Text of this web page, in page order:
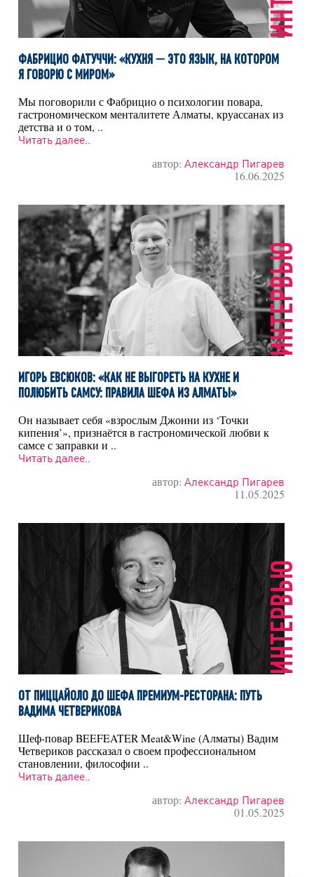
ФАБРИЦИО ФАТУЧЧИ: «КУХНЯ — ЭТО ЯЗЫК, НА КОТОРОМ
Я ГОВОРЮ С МИРОМ»
Мы поговорили с Фабрицио о психологии повара,
гастрономическом менталитете Алматы, круассанах из
детства и о том, ..
Читать далее..
автор: Александр Пигарев
16.06.2025
ИГОРЬ ЕВСЮКОВ: «КАК НЕ ВЫГОРЕТЬ НА КУХНЕ И
ПОЛЮБИТЬ САМСУ: ПРАВИЛА ШЕФА ИЗ АЛМАТЫ»
Он называет себя «взрослым Джонни из ‘Точки
кипения’», признаётся в гастрономической любви к
самсе с заправки и ..
Читать далее..
автор: Александр Пигарев
11.05.2025
ИНТЕРВЬЮ
ОТ ПИЦЦАЙОЛО ДО ШЕФА ПРЕМИУМ-РЕСТОРАНА: ПУТЬ
ВАДИМА ЧЕТВЕРИКОВА
Шеф-повар BEEFEATER Meat&Wine (Алматы) Вадим
Четвериков рассказал о своем профессиональном
становлении, философии ..
Читать далее..
автор: Александр Пигарев
01.05.2025
ИНТЕРВЬЮ